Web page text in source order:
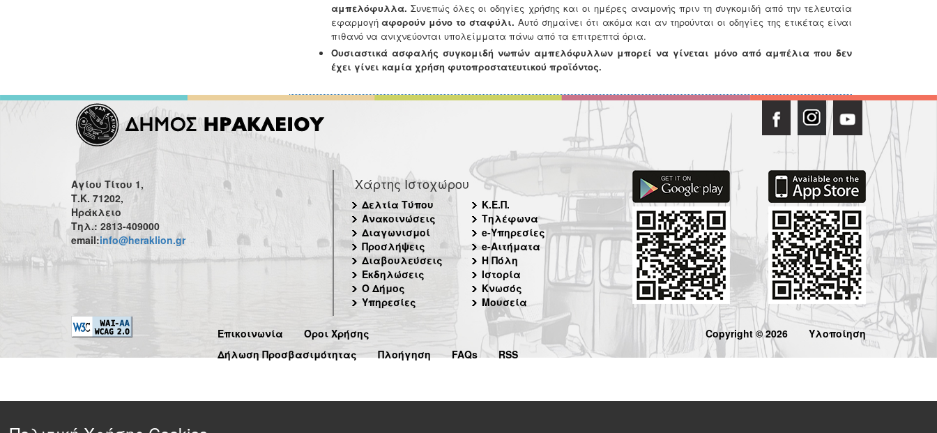
αμπελόφυλλα. Συνεπώς όλες οι οδηγίες χρήσης και οι ημέρες αναμονής πριν τη συγκομιδή από την τελευταία
εφαρμογήαφορούν μόνο το σταφύλι. Αυτό σημαίνει ότι ακόμα και αν τηρούνται οι οδηγίες της ετικέτας είναι
πιθανό να ανιχνεύονται υπολείμματα πάνω από τα επιτρεπτά όρια.
Ουσιαστικά ασφαλής συγκομιδή νωπών αμπελόφυλλων μπορεί να γίνεται μόνο από αμπέλια που δεν
έχει γίνει καμία χρήση φυτοπροστατευτικού προϊόντος.
Αγίου Τίτου 1,
Τ.Κ. 71202,
Ηράκλειο
Τηλ.: 2813-409000
email:info@heraklion.gr
Χάρτης Ιστοχώρου
Δελτία Τύπου
Ανακοινώσεις
Διαγωνισμοί
Προσλήψεις
Διαβουλεύσεις
Εκδηλώσεις
Ο Δήμος
Υπηρεσίες
Κ.Ε.Π.
Τηλέφωνα
e-Υπηρεσίες
e-Αιτήματα
Η Πόλη
Ιστορία
Κνωσός
Μουσεία
Επικοινωνία
Όροι Χρήσης
Δήλωση Προσβασιμότητας
Πλοήγηση FAQs RSS
Copyright © 2026 Υλοποίηση